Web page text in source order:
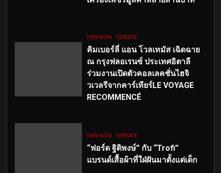
FASHION UPDATE
คิมเบอร์ลี่ แอน โวลเทมัส เฉิดฉาย
ณ กรุงฟลอเรนซ์ ประเทศอิตาลี
ร่วมงานเปิดตัวคอลเลคชั่นไฮจิ
วเวลรีจากคาร์เทียร์LE VOYAGE
RECOMMENCÉ
FASHION UPDATE
“ฟอร์ด ฐิติพงษ์” กับ “Trofi”
แบรนด์เสื้อผ้าที่ใฝ่ฝันมาตั้งแต่เด็ก